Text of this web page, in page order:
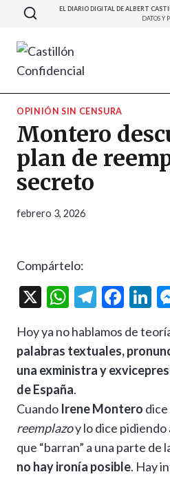
Saltar
contenido
EL DIARIO DIGITAL DE ALBERT
DATOS Y
OPINIÓN SIN CENSURA
Montero
plan de
secreto
febrero 3, 2026
Compártelo:
X
W
at
s
A
p
p
T
e
gr
a
m
F
e
b
o
k
Li
dI
Hoy ya no hablamos de
palabras textuales,
una exministra y
de España.
Cuando Irene Montero dice
reemplazoy lo dice pidiendo
que “barran” a una parte de
no hay ironía posible. Hay